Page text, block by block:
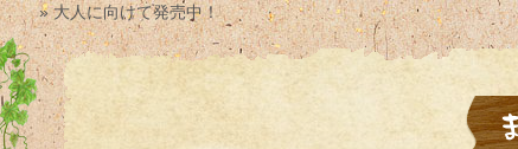
» 大人に向けて発売中！